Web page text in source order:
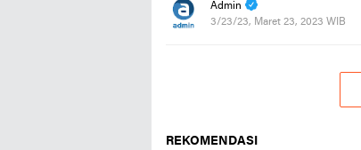
Admin
3/23/23, Maret 23, 2023 WIB
REKOMENDASI